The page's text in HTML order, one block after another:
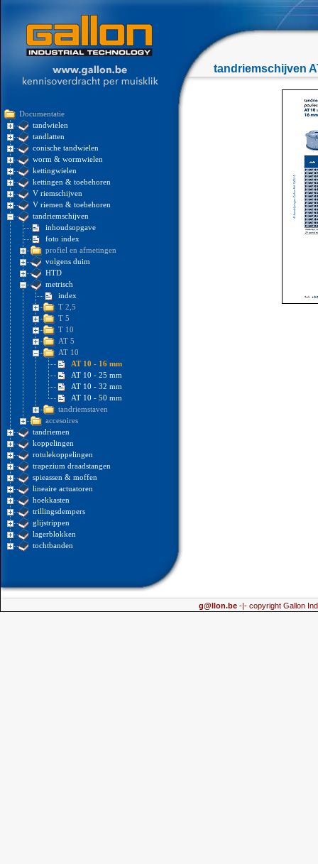
Documentatie
tandwielen
tandlatten
conische tandwielen
worm & wormwielen
kettingwielen
kettingen & toebehoren
V riemschijven
V riemen & toebehoren
tandriemschijven
inhoudsopgave
foto index
profiel en afmetingen
volgens duim
HTD
metrisch
index
T 2,5
T 5
T 10
AT 5
AT 10
AT 10 - 16 mm
AT 10 - 25 mm
AT 10 - 32 mm
AT 10 - 50 mm
tandriemstaven
accesoires
tandriemen
koppelingen
rotulekoppelingen
trapezium draadstangen
spieassen & moffen
lineaire actuatoren
hoekkasten
trillingsdempers
glijstrippen
lagerblokken
tochtbanden
tandriemschijven
g@llon.be -|- copyright Gallon